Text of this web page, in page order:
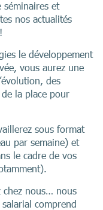
séminaires et
nos actualités
!
le développement
vous aurez une
des
la place pour
sous format
par semaine) et
le cadre de vos
chez nous… nous
comprend